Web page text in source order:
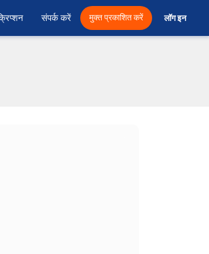
संपर्क करें मुक्त प्रकाशित करें लॉग इन